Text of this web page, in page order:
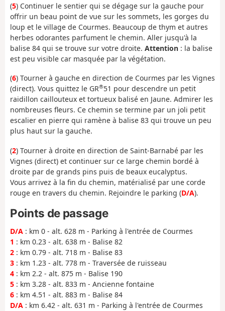
(5) Continuer le sentier qui se dégage sur la gauche pour
offrir un beau point de vue sur les sommets, les gorges du
loup et le village de Courmes. Beaucoup de thym et autres
herbes odorantes parfument le chemin. Aller jusqu'à la
balise 84 qui se trouve sur votre droite. Attention : la balise
est peu visible car masquée par la végétation.
(6) Tourner à gauche en direction de Courmes par les Vignes
(direct). Vous quittez le GR®51 pour descendre un petit
raidillon caillouteux et tortueux balisé en Jaune. Admirer les
nombreuses fleurs. Ce chemin se termine par un joli petit
escalier en pierre qui ramène à balise 83 qui trouve un peu
plus haut sur la gauche.
(2) Tourner à droite en direction de Saint-Barnabé par les
Vignes (direct) et continuer sur ce large chemin bordé à
droite par de grands pins puis de beaux eucalyptus.
Vous arrivez à la fin du chemin, matérialisé par une corde
rouge en travers du chemin. Rejoindre le parking (D/A).
Points de passage
D/A : km 0 - alt. 628 m - Parking à l'entrée de Courmes
1 : km 0.23 - alt. 638 m - Balise 82
2 : km 0.79 - alt. 718 m - Balise 83
3 : km 1.23 - alt. 778 m - Traversée de ruisseau
4 : km 2.2 - alt. 875 m - Balise 190
5 : km 3.28 - alt. 833 m - Ancienne fontaine
6 : km 4.51 - alt. 883 m - Balise 84
D/A : km 6.42 - alt. 631 m - Parking à l'entrée de Courmes